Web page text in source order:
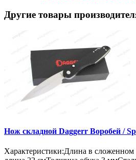
Другие товары
Нож складной Daggerr Воробей /
Характеристики:Длина в